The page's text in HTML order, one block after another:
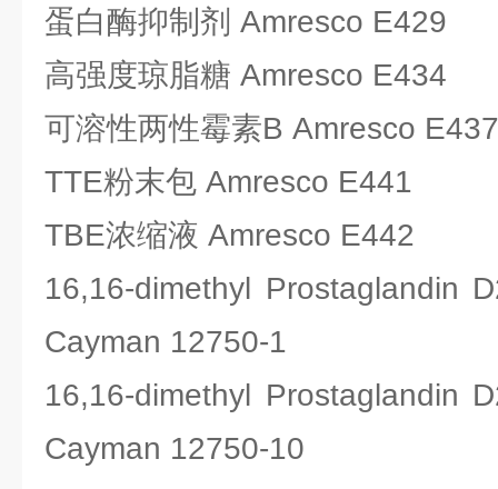
蛋白酶抑制剂 Amresco E429
高强度琼脂糖 Amresco E434
可溶性两性霉素B Amresco E437
TTE粉末包 Amresco E441
TBE浓缩液 Amresco E442
16,16-dimethyl Prostaglandin
Cayman 12750-1
16,16-dimethyl Prostaglandin
Cayman 12750-10